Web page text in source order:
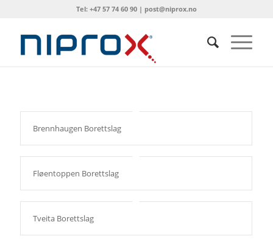
Tel: +47 57 74 60 90 | post@niprox.no
Brennhaugen Borettslag
Fløentoppen Borettslag
Tveita Borettslag